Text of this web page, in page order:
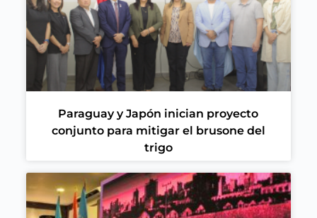
Paraguay y Japón inician proyecto
conjunto para mitigar el brusone del
trigo